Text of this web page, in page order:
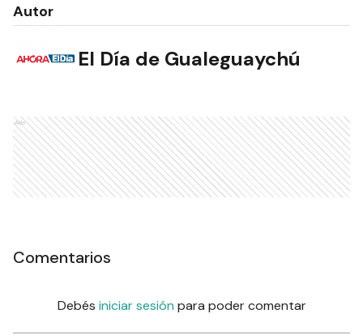
Autor
El Día de Gualeguaychú
Ads
Comentarios
Debés iniciar sesión para poder comentar